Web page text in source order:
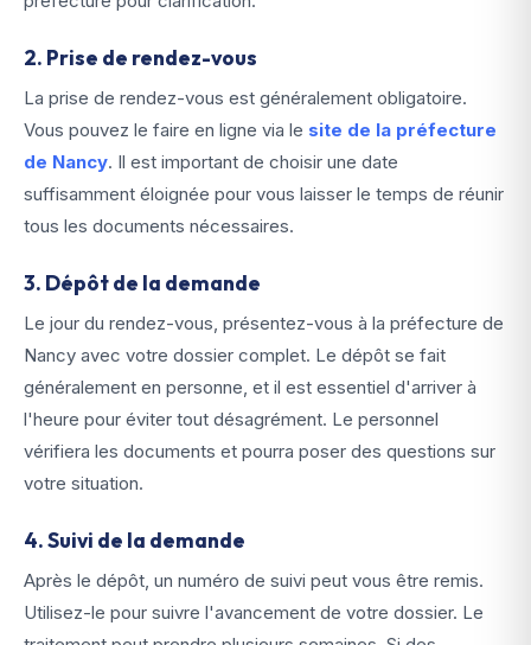
2. Prise de rendez-vous
La prise de rendez-vous est généralement obligatoire.
Vous pouvez le faire en ligne via le site de la préfecture
de Nancy. Il est important de choisir une date
suffisamment éloignée pour vous laisser le temps de réunir
tous les documents nécessaires.
3. Dépôt de la demande
Le jour du rendez-vous, présentez-vous à la préfecture de
Nancy avec votre dossier complet. Le dépôt se fait
généralement en personne, et il est essentiel d'arriver à
l'heure pour éviter tout désagrément. Le personnel
vérifiera les documents et pourra poser des questions sur
votre situation.
4. Suivi de la demande
Après le dépôt, un numéro de suivi peut vous être remis.
Utilisez-le pour suivre l'avancement de votre dossier. Le